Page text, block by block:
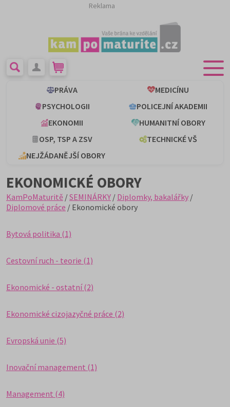
Reklama
PRÁVA
MEDICÍNU
PSYCHOLOGII
POLICEJNÍ AKADEMII
EKONOMII
HUMANITNÍ OBORY
OSP, TSP A ZSV
TECHNICKÉ VŠ
NEJŽÁDANĚJŠÍ OBORY
EKONOMICKÉ OBORY
KamPoMaturitě /SEMINÁRKY / Diplomky, bakalářky /
Diplomové práce / Ekonomické obory
Bytová politika (1)
Cestovní ruch - teorie (1)
Ekonomické - ostatní (2)
Ekonomické cizojazyčné práce (2)
Evropská unie (5)
Inovační management (1)
Management (4)